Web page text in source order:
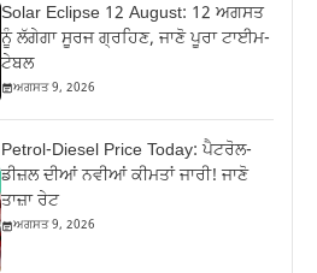
Solar Eclipse 12 August: 12 ਅਗਸਤ
ਨੂੰ ਲੱਗੇਗਾ ਸੂਰਜ ਗ੍ਰਹਿਣ, ਜਾਣੋ ਪੂਰਾ ਟਾਈਮ-
ਟੇਬਲ
ਅਗਸਤ 9, 2026
Petrol-Diesel Price Today: ਪੈਟਰੋਲ-
ਡੀਜ਼ਲ ਦੀਆਂ ਨਵੀਆਂ ਕੀਮਤਾਂ ਜਾਰੀ! ਜਾਣੋ
ਤਾਜ਼ਾ ਰੇਟ
ਅਗਸਤ 9, 2026